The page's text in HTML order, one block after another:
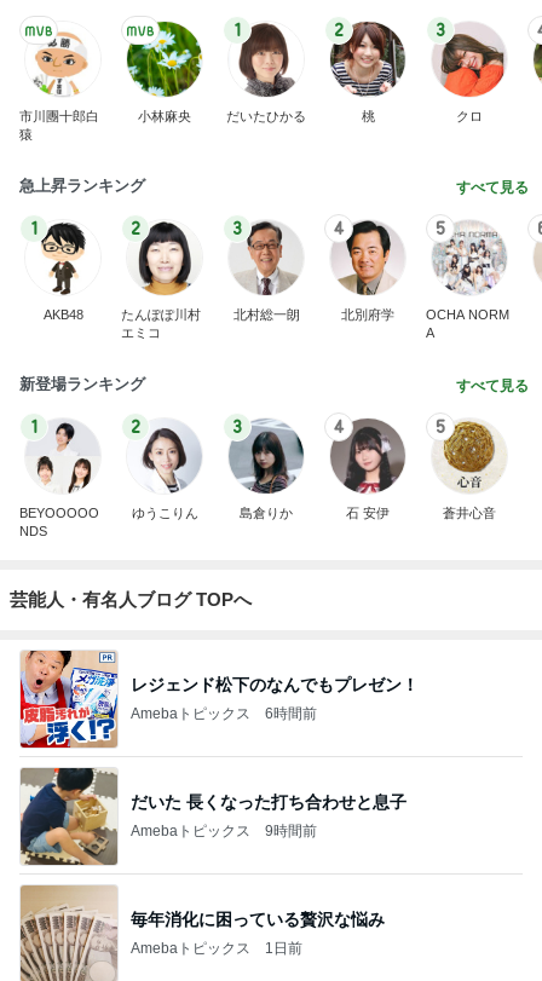
市川團十郎白
猿
小林麻央
1
だいたひかる
2
桃
3
クロ
急上昇ランキング すべて見る
1
AKB48
2
たんぽぽ川村
エミコ
3
北村総一朗
4
北別府学
5
OCHA NORM
A
新登場ランキング すべて見る
1
BEYOOOOO
NDS
2
ゆうこりん
3
島倉りか
4
石 安伊
5
蒼井心音
芸能人・有名人ブログ TOPへ
レジェンド松下のなんでもプレゼン！
Amebaトピックス 6時間前
だいた 長くなった打ち合わせと息子
Amebaトピックス 9時間前
毎年消化に困っている贅沢な悩み
Amebaトピックス 1日前